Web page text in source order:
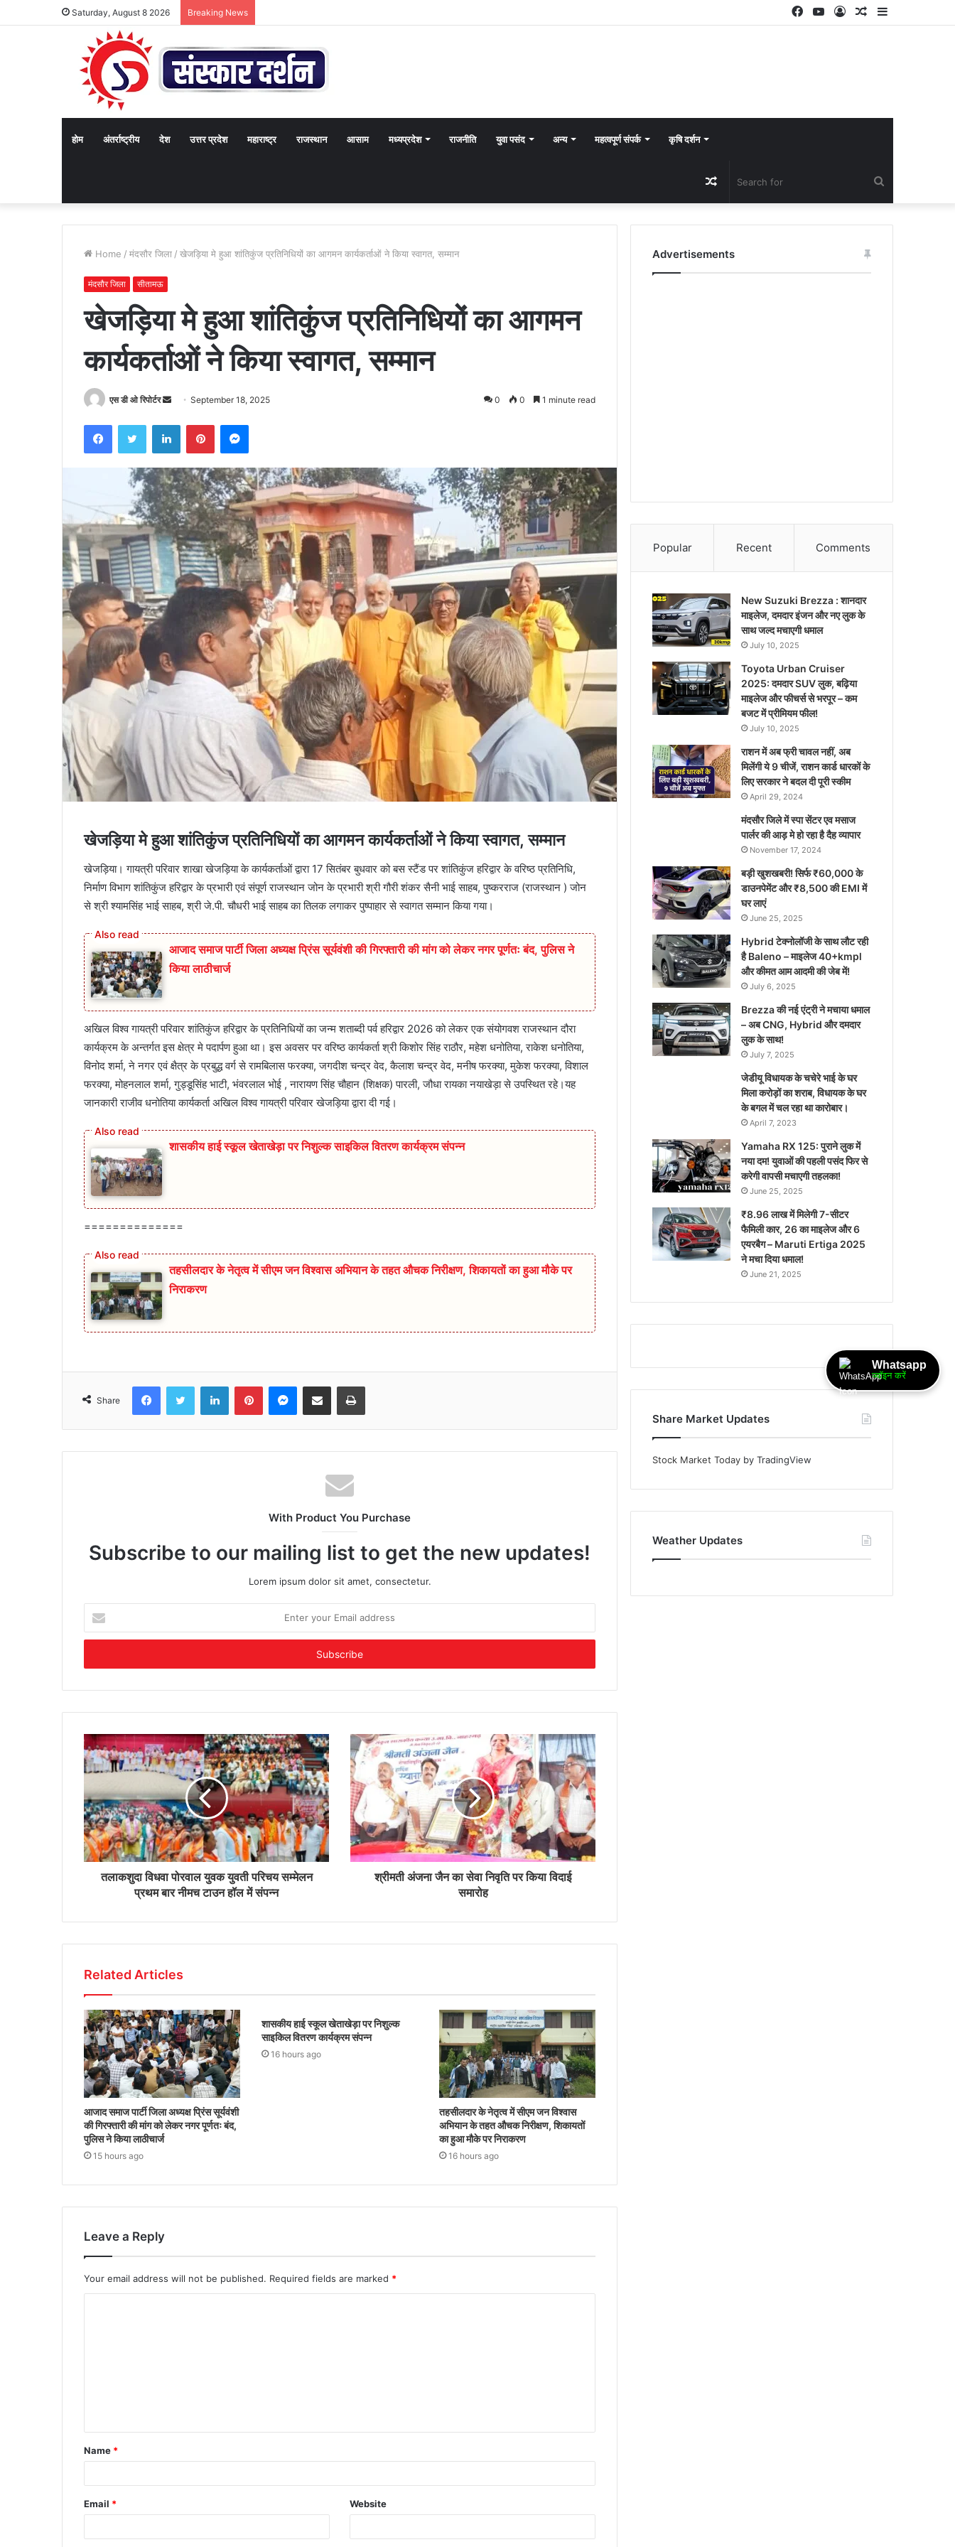
Saturday, August 8 2026 Breaking News Sidebar
Random
Log
YouTube
Facebook
होम अंतर्राष्ट्रीय देश उत्तर प्रदेश महाराष्ट्र राजस्थान आसाम मध्यप्रदेश राजनीति युवा पसंद अन्य महत्वपूर्ण संपर्क कृषि दर्शन
for
Random
Article
Home / मंदसौर जिला / खेजड़िया मे हुआ शांतिकुंज प्रतिनिधियों का आगमन कार्यकर्ताओं ने किया स्वागत, सम्मान
मंदसौर जिला सीतामऊ
खेजड़िया मे हुआ शांतिकुंज प्रतिनिधियों का आगमन
कार्यकर्ताओं ने किया स्वागत, सम्मान
एस डी ओ रिपोर्टर
SendSeptember 18, 2025 0 0 1 minute read
FacebookTwitter LinkedInPinterestMessenger
खेजड़िया मे हुआ शांतिकुंज प्रतिनिधियों का आगमन कार्यकर्ताओं ने किया स्वागत, सम्मान
खेजड़िया। गायत्री परिवार शाखा खेजड़िया के कार्यकर्ताओं द्वारा 17 सितंबर बुधवार को बस स्टैंड पर शांतिकुंज हरिद्वार के वरिष्ठ प्रतिनिधि,
निर्माण विभाग शांतिकुंज हरिद्वार के प्रभारी एवं संपूर्ण राजस्थान जोन के प्रभारी श्री गौरी शंकर सैनी भाई साहब, पुष्करराज (राजस्थान ) जोन
से श्री श्यामसिंह भाई साहब, श्री जे.पी. चौधरी भाई साहब का तिलक लगाकर पुष्पाहार से स्वागत सम्मान किया गया।
आजाद समाज पार्टी जिला अध्यक्ष प्रिंस सूर्यवंशी की गिरफ्तारी की मांग को लेकर नगर पूर्णतः बंद, पुलिस ने
किया लाठीचार्ज
अखिल विश्व गायत्री परिवार शांतिकुंज हरिद्वार के प्रतिनिधियों का जन्म शताब्दी पर्व हरिद्वार 2026 को लेकर एक संयोगवश राजस्थान दौरा
कार्यक्रम के अन्तर्गत इस क्षेत्र मे पदार्पण हुआ था। इस अवसर पर वरिष्ठ कार्यकर्ता श्री किशोर सिंह राठौर, महेश धनोतिया, राकेश धनोतिया,
विनोद शर्मा, ने नगर एवं क्षैत्र के प्रबुद्ध वर्ग से रामबिलास फरक्या, जगदीश चन्द्र वेद, कैलाश चन्द्र वेद, मनीष फरक्या, मुकेश फरक्या, विशाल
फरक्या, मोहनलाल शर्मा, गुड्डूसिंह भाटी, भंवरलाल भोई , नारायण सिंह चौहान (शिक्षक) पारली, जौधा रायका नयाखेड़ा से उपस्थित रहे।यह
जानकारी राजीव धनोतिया कार्यकर्ता अखिल विश्व गायत्री परिवार खेजड़िया द्वारा दी गई।
शासकीय हाई स्कूल खेताखेड़ा पर निशुल्क साइकिल वितरण कार्यक्रम संपन्न
==============
तहसीलदार के नेतृत्व में सीएम जन विश्वास अभियान के तहत औचक निरीक्षण, शिकायतों का हुआ मौके पर
निराकरण
Share
FacebookTwitter LinkedInPinterestMessenger
Share via Email Print
With Product You Purchase
Subscribe to our mailing list to get the new updates!
Lorem ipsum dolor sit amet, consectetur.
your
Email
तलाकशुदा विधवा पोरवाल युवक युवती परिचय सम्मेलन
प्रथम बार नीमच टाउन हॉल में संपन्न
श्रीमती अंजना जैन का सेवा निवृति पर किया विदाई
समारोह
Related Articles
आजाद समाज पार्टी जिला अध्यक्ष प्रिंस सूर्यवंशी
की गिरफ्तारी की मांग को लेकर नगर पूर्णतः बंद,
पुलिस ने किया लाठीचार्ज
15 hours ago
शासकीय हाई स्कूल खेताखेड़ा पर निशुल्क
साइकिल वितरण कार्यक्रम संपन्न
16 hours ago
तहसीलदार के नेतृत्व में सीएम जन विश्वास
अभियान के तहत औचक निरीक्षण, शिकायतों
का हुआ मौके पर निराकरण
16 hours ago
Leave a Reply
Your email address will not be published. Required fields are marked *
Name *
Email * Website
Advertisements
Popular Recent Comments
New Suzuki Brezza : शानदार
माइलेज, दमदार इंजन और नए लुक के
साथ जल्द मचाएगी धमाल
July 10, 2025
Toyota Urban Cruiser
2025: दमदार SUV लुक, बढ़िया
माइलेज और फीचर्स से भरपूर – कम
बजट में प्रीमियम फील!
July 10, 2025
राशन में अब फ्री चावल नहीं, अब
मिलेंगी ये 9 चीजें, राशन कार्ड धारकों के
लिए सरकार ने बदल दी पूरी स्कीम
April 29, 2024
मंदसौर जिले में स्पा सेंटर एव मसाज
पार्लर की आड़ मे हो रहा है दैह व्यापार
November 17, 2024
बड़ी खुशखबरी! सिर्फ ₹60,000 के
डाउनपेमेंट और ₹8,500 की EMI में
घर लाएं
June 25, 2025
Hybrid टेक्नोलॉजी के साथ लौट रही
है Baleno – माइलेज 40+kmpl
और कीमत आम आदमी की जेब में!
July 6, 2025
Brezza की नई एंट्री ने मचाया धमाल
– अब CNG, Hybrid और दमदार
लुक के साथ!
July 7, 2025
जेडीयू विधायक के चचेरे भाई के घर
मिला करोड़ों का शराब, विधायक के घर
के बगल में चल रहा था कारोबार।
April 7, 2023
Yamaha RX 125: पुराने लुक में
नया दम! युवाओं की पहली पसंद फिर से
करेगी वापसी मचाएगी तहलका!
June 25, 2025
₹8.96 लाख में मिलेगी 7-सीटर
फैमिली कार, 26 का माइलेज और 6
एयरबैग – Maruti Ertiga 2025
ने मचा दिया धमाल!
June 21, 2025
Share Market Updates
Stock Market Today by TradingView
Weather Updates
Whatsapp
ज्वॉइन करें